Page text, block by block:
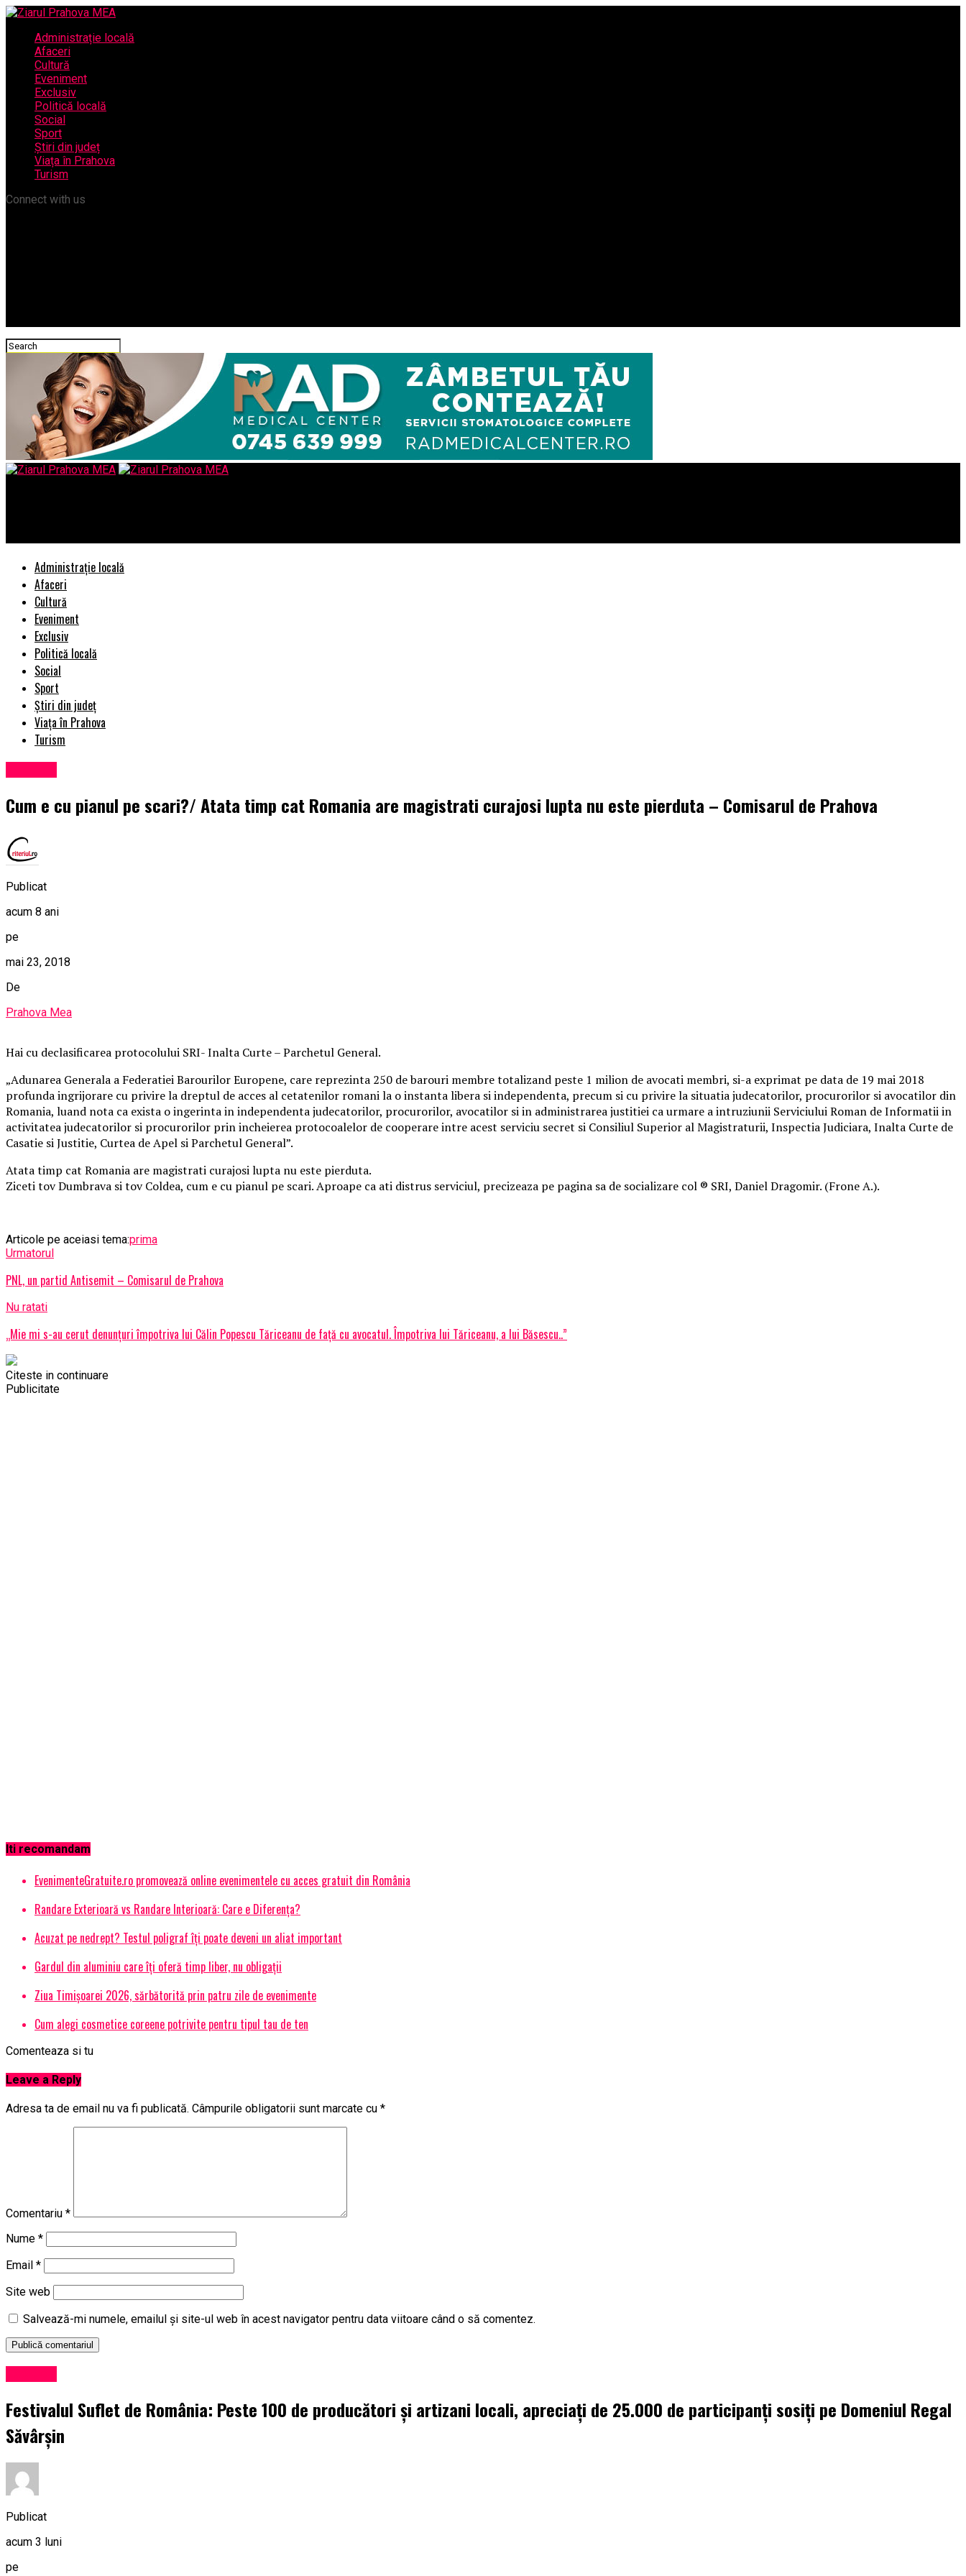
Administrație locală
Afaceri
Cultură
Eveniment
Exclusiv
Politică locală
Social
Sport
Știri din județ
Viața în Prahova
Turism
Connect with us
Administrație locală
Afaceri
Cultură
Eveniment
Exclusiv
Politică locală
Social
Sport
Știri din județ
Viața în Prahova
Turism
Cum e cu pianul pe scari?/ Atata timp cat Romania are magistrati curajosi lupta nu este pierduta – Comisarul de Prahova
Publicat
acum 8 ani
pe
mai 23, 2018
De
Prahova Mea
Hai cu declasificarea protocolului SRI- Inalta Curte – Parchetul General.
„Adunarea Generala a Federatiei Barourilor Europene, care reprezinta 250 de barouri membre totalizand peste 1 milion de avocati membri, si-a exprimat pe data de 19 mai 2018
profunda ingrijorare cu privire la dreptul de acces al cetatenilor romani la o instanta libera si independenta, precum si cu privire la situatia judecatorilor, procurorilor si avocatilor din
Romania, luand nota ca exista o ingerinta in independenta judecatorilor, procurorilor, avocatilor si in administrarea justitiei ca urmare a intruziunii Serviciului Roman de Informatii in
activitatea judecatorilor si procurorilor prin incheierea protocoalelor de cooperare intre acest serviciu secret si Consiliul Superior al Magistraturii, Inspectia Judiciara, Inalta Curte de
Casatie si Justitie, Curtea de Apel si Parchetul General”.
Atata timp cat Romania are magistrati curajosi lupta nu este pierduta.
Ziceti tov Dumbrava si tov Coldea, cum e cu pianul pe scari. Aproape ca ati distrus serviciul, precizeaza pe pagina sa de socializare col ® SRI, Daniel Dragomir. (Frone A.).
Articole pe aceiasi tema:prima
Urmatorul
PNL, un partid Antisemit – Comisarul de Prahova
Nu ratati
„Mie mi s-au cerut denunțuri împotriva lui Călin Popescu Tăriceanu de față cu avocatul. Împotriva lui Tăriceanu, a lui Băsescu..”
Citeste in continuare
Publicitate
Iti recomandam
EvenimenteGratuite.ro promovează online evenimentele cu acces gratuit din România
Randare Exterioară vs Randare Interioară: Care e Diferența?
Acuzat pe nedrept? Testul poligraf îţi poate deveni un aliat important
Gardul din aluminiu care îți oferă timp liber, nu obligații
Ziua Timișoarei 2026, sărbătorită prin patru zile de evenimente
Cum alegi cosmetice coreene potrivite pentru tipul tau de ten
Comenteaza si tu
Leave a Reply
Adresa ta de email nu va fi publicată. Câmpurile obligatorii sunt marcate cu *
Comentariu *
Nume *
Email *
Site web
Salvează-mi numele, emailul și site-ul web în acest navigator pentru data viitoare când o să comentez.
Festivalul Suflet de România: Peste 100 de producători și artizani locali, apreciați de 25.000 de participanți sosiți pe Domeniul Regal
Săvârșin
Publicat
acum 3 luni
pe